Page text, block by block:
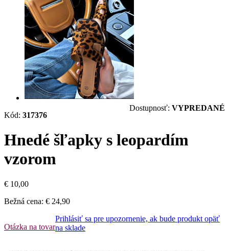
Kód: 317376
Dostupnosť: VYPREDANÉ
Hnedé šľapky s leopardím
vzorom
€ 10,00
Bežná cena: € 24,90
Otázka na tovar
Prihlásiť sa pre upozornenie, ak bude produkt opäť
na sklade